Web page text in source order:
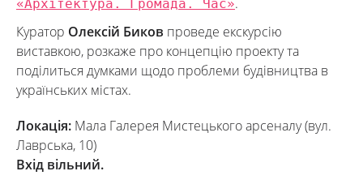
Куратор Олексій Биков проведе екскурсію
виставкою, розкаже про концепцію проекту та
поділиться думками щодо проблеми будівництва в
українських містах.
Локація: Мала Галерея Мистецького арсеналу (вул.
Лаврська, 10)
Вхід вільний.